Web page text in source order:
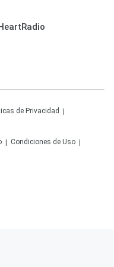
de Privacidad
Condiciones de Uso